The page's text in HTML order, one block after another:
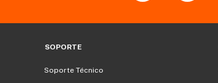
SOPORTE
Soporte Técnico